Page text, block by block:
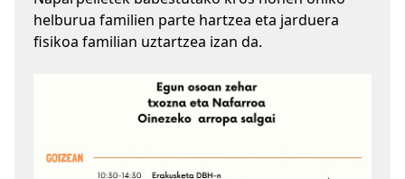
helburua familien parte hartzea eta jarduera
fisikoa familian uztartzea izan da.